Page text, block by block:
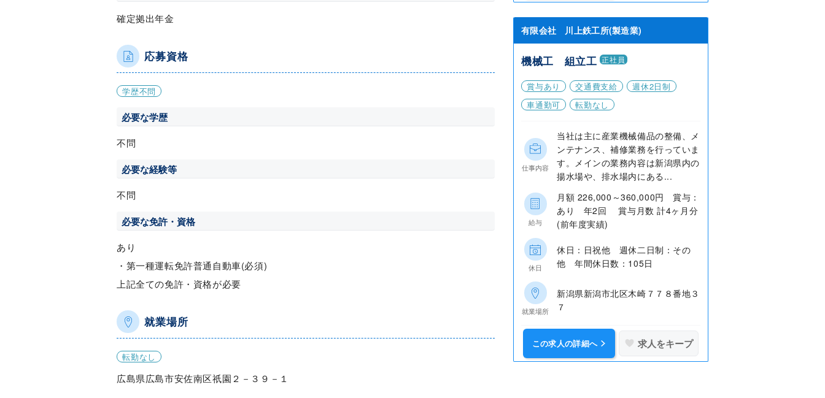
確定拠出年金
応募資格
学歴不問
必要な学歴
不問
必要な経験等
不問
必要な免許・資格
あり
・第一種運転免許普通自動車(必須)
上記全ての免許・資格が必要
就業場所
転勤なし
広島県広島市安佐南区祇園２－３９－１
有限会社 川上鉄工所(製造業)
機械工 組立工 正社員
賞与あり 交通費支給
週休2日制
車通勤可
転勤なし
仕事内容
当社は主に産業機械備品の整備、メ
ンテナンス、補修業務を行っていま
す。メインの業務内容は新潟県内の
揚水場や、排水場内にある...
給与
月額 226,000～360,000円 賞与：
あり 年2回 賞与月数 計4ヶ月分
(前年度実績)
休日
休日：日祝他 週休二日制：その
他 年間休日数：105日
就業場所
新潟県新潟市北区木崎７７８番地３
７
この求人の詳細へ 求人をキープ